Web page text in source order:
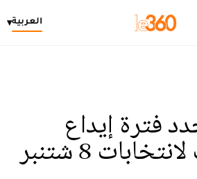
العربية▾
فترة إيداع
8 شتنبر